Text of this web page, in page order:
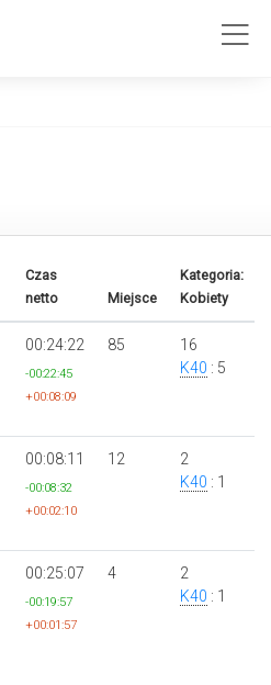
Czas
netto
Miejsce
Kategoria:
Kobiety
00:24:22
-00:22:45
+00:08:09
85
16
K40 : 5
00:08:11
-00:08:32
+00:02:10
12
2
K40 : 1
00:25:07
-00:19:57
+00:01:57
4
2
K40 : 1